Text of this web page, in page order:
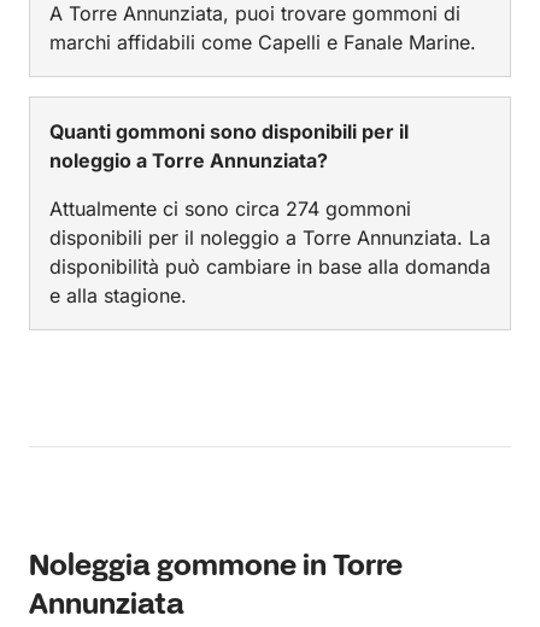
A Torre Annunziata, puoi trovare gommoni di
marchi affidabili come Capelli e Fanale Marine.
Quanti gommoni sono disponibili per il
noleggio a Torre Annunziata?
Attualmente ci sono circa 274 gommoni
disponibili per il noleggio a Torre Annunziata. La
disponibilità può cambiare in base alla domanda
e alla stagione.
Noleggia gommone in Torre
Annunziata